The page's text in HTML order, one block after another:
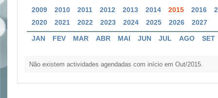
2009 2010 2011 2012 2013 2014 2015 2016
2020
2021 2022 2023 2024 2025 2026 2027
JAN FEV MAR ABR MAI JUN JUL AGO SET
Não existem actividades agendadas com início em Out/2015.